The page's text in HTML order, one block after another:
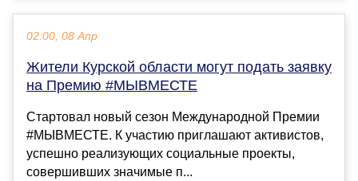
02:00, 08 Апр
Жители Курской области могут подать заявку
на Премию #МЫВМЕСТЕ
Стартовал новый сезон Международной Премии
#МЫВМЕСТЕ. К участию приглашают активистов,
успешно реализующих социальные проекты,
совершивших значимые п...